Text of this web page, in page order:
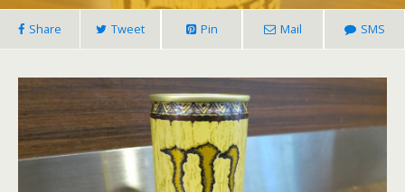
Share Tweet Pin Mail SMS